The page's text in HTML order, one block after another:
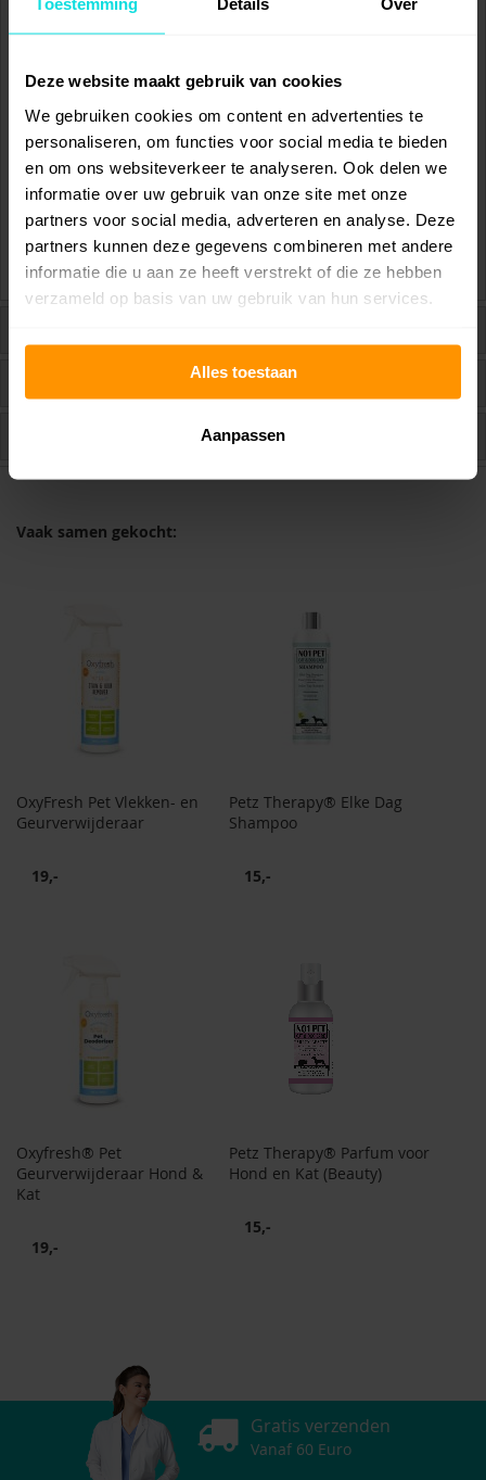
Deze website maakt gebruik van cookies
We gebruiken cookies om content en advertenties te
personaliseren, om functies voor social media te bieden
en om ons websiteverkeer te analyseren. Ook delen we
informatie over uw gebruik van onze site met onze
partners voor social media, adverteren en analyse. Deze
partners kunnen deze gegevens combineren met andere
informatie die u aan ze heeft verstrekt of die ze hebben
verzameld op basis van uw gebruik van hun services.
Alles toestaan
Aanpassen
Werkt snel en effectief;
Veilig en niet-giftig;
Alcoholvrij;
Vrij van bleekmiddel;
Zonder dierproeven geformuleerd.
Vaak samen gekocht:
OxyFresh Pet Vlekken- en
Geurverwijderaar
19,-
Petz Therapy® Elke Dag
Shampoo
15,-
Oxyfresh® Pet
Geurverwijderaar Hond &
Kat
19,-
Petz Therapy® Parfum voor
Hond en Kat (Beauty)
15,-
Gratis verzenden
Vanaf 60 Euro